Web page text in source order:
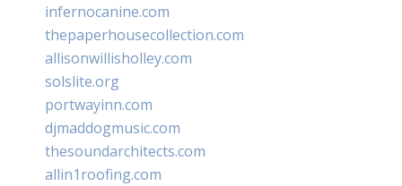
infernocanine.com
thepaperhousecollection.com
allisonwillisholley.com
solslite.org
portwayinn.com
djmaddogmusic.com
thesoundarchitects.com
allin1roofing.com